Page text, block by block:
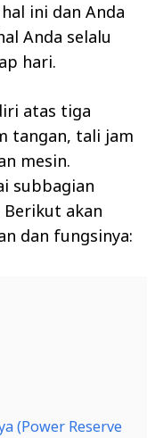
ini dan Anda
Anda selalu
hari.
atas tiga
tangan, tali jam
mesin.
subbagian
akan
dan fungsinya:
(Power Reserve